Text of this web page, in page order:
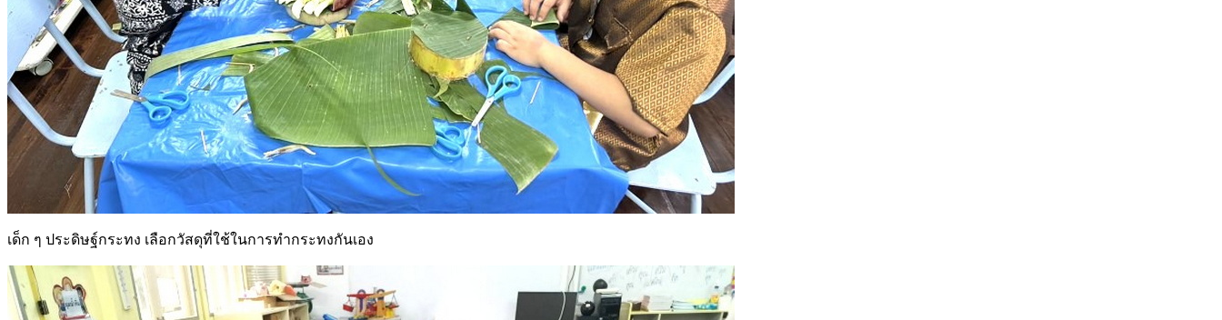
เด็ก ๆ ประดิษฐ์กระทง เลือกวัสดุที่ใช้ในการทำกระทงกันเอง